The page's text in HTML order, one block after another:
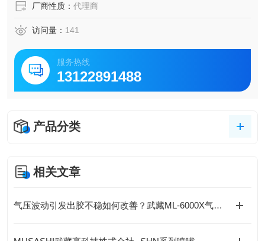
厂商性质： 代理商
访问量： 141
服务热线
13122891488
产品分类
相关文章
气压波动引发出胶不稳如何改善？武藏ML-6000X气动脉冲稳定回路